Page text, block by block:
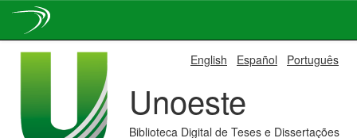
English Español Português
Unoeste
Biblioteca Digital de Teses e Dissertações